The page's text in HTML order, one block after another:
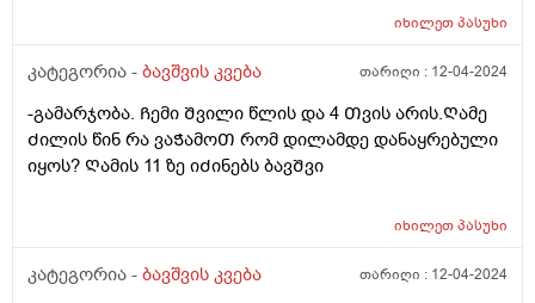
ერᲗ დᲦეს არ ვნებს? Ღამე ვნახე მუცელზე წიᲗლად
რეაქცია. ᲦმერᲗმა იცის რამდენი რამ.აᲭამა Ჩემს
იხილეთპასუხი
კატეგორია - ბავშვის კვება თარიღი : 12-04-2024
-გამარჯობა. Ჩემი Შვილი წლის და 4 Თვის არის.Ღამე
Ძილის წინ რა ვაᲭამოᲗ რომ დილამდე დანაყრებული
იყოს? Ღამის 11 ზე იᲫინებს ბავᲨვი
იხილეთპასუხი
კატეგორია - ბავშვის კვება თარიღი : 12-04-2024